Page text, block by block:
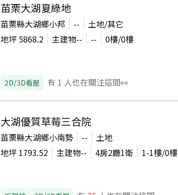
苗栗大湖夏綠地
苗栗縣大湖鄉小邦 --
土地/其它
地坪 5868.2 主建物-- -- 0樓/0樓
2D/3D看屋 有 1 人也在關注這間👀
大湖優質草莓三合院
苗栗縣大湖鄉小南勢 --
土地
地坪 1793.52 主建物-- 4房2廳1衛 1-1樓/0樓